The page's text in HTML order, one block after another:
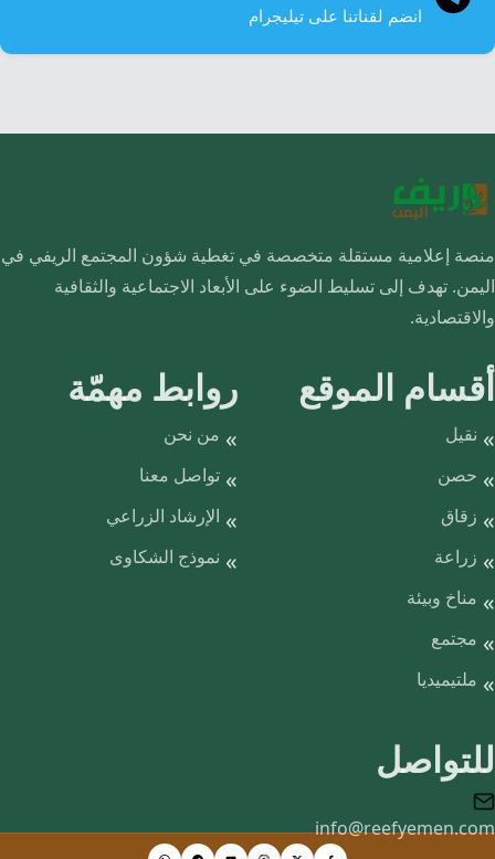
انضم لقناتنا على تيليجرام
منصة إعلامية مستقلة متخصصة في تغطية شؤون المجتمع الريفي في
اليمن. تهدف إلى تسليط الضوء على الأبعاد الاجتماعية والثقافية
والاقتصادية.
أقسام الموقع
نقيل
حصن
زقاق
زراعة
مناخ وبيئة
مجتمع
ملتيميديا
روابط مهمّة
من نحن
تواصل معنا
الإرشاد الزراعي
نموذج الشكاوى
للتواصل
info@reefyemen.com